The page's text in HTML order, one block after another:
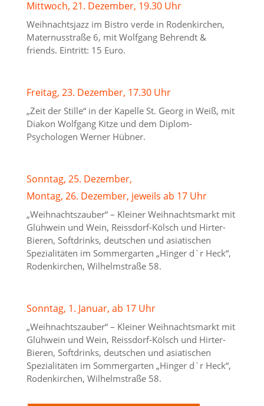
Mittwoch, 21. Dezember, 19.30 Uhr
Weihnachtsjazz im Bistro verde in Rodenkirchen,
Maternusstraße 6, mit Wolfgang Behrendt &
friends. Eintritt: 15 Euro.
Freitag, 23. Dezember, 17.30 Uhr
„Zeit der Stille“ in der Kapelle St. Georg in Weiß, mit
Diakon Wolfgang Kitze und dem Diplom-
Psychologen Werner Hübner.
Sonntag, 25. Dezember,
Montag, 26. Dezember, jeweils ab 17 Uhr
„Weihnachtszauber“ – Kleiner Weihnachtsmarkt mit
Glühwein und Wein, Reissdorf-Kölsch und Hirter-
Bieren, Softdrinks, deutschen und asiatischen
Spezialitäten im Sommergarten „Hinger d`r Heck“,
Rodenkirchen, Wilhelmstraße 58.
Sonntag, 1. Januar, ab 17 Uhr
„Weihnachtszauber“ – Kleiner Weihnachtsmarkt mit
Glühwein und Wein, Reissdorf-Kölsch und Hirter-
Bieren, Softdrinks, deutschen und asiatischen
Spezialitäten im Sommergarten „Hinger d`r Heck“,
Rodenkirchen, Wilhelmstraße 58.